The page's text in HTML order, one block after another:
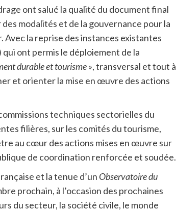
ont salué la qualité du document final
modalités et de la gouvernance pour la
Avec la reprise des instances existantes
qui ont permis le déploiement de la
durable et tourisme », transversal et tout à
et orienter la mise en œuvre des actions
techniques sectorielles du
filières, sur les comités du tourisme,
au cœur des actions mises en œuvre sur
de coordination renforcée et soudée.
et la tenue d’un Observatoire du
prochain, à l’occasion des prochaines
du secteur, la société civile, le monde